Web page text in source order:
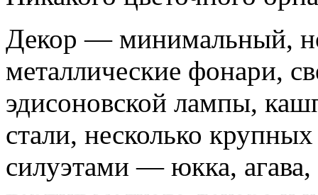
Декор — минимальный,
металлические фонари,
эдисоновской лампы,
стали, несколько
силуэтами — юкка,